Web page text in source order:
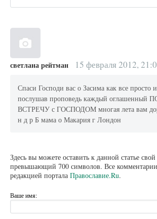
светлана рейтман 15 февраля 2012,
Спаси Господи вас о Засима как все просто
послушав проповедь каждый оглашенный
ВСТРЕЧУ с ГОСПОДОМ многая лета вам
н д р Б мама о Макария г Лондон
Здесь вы можете оставить к данной статье
превышающий 700 символов. Все
редакцией портала Православие.Ru.
Ваше имя: